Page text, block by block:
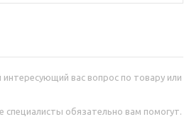
вас вопрос по товару или
обязательно вам помогут.